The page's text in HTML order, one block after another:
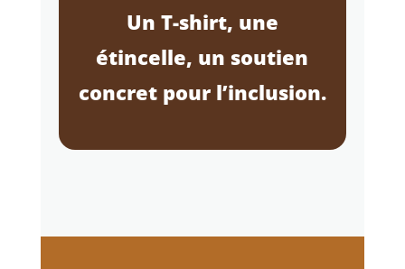
Un T-shirt, une
étincelle, un soutien
concret pour l’inclusion.